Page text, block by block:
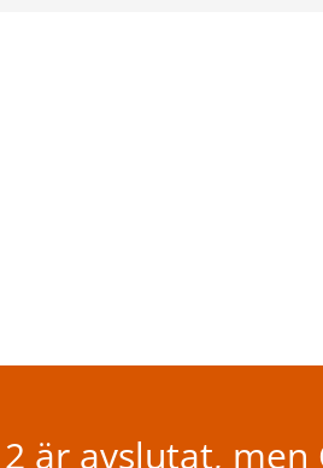
är avslutat,